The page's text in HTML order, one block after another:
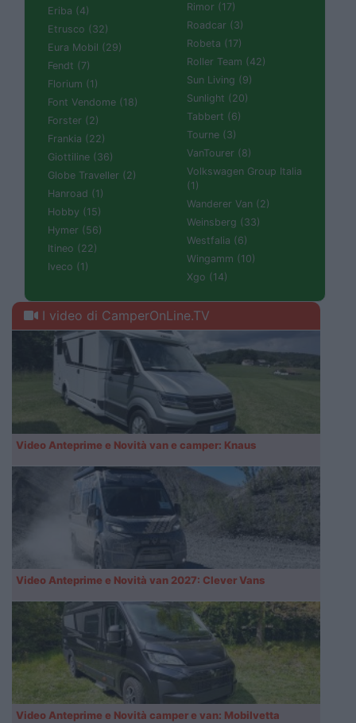
Eriba (4)
Etrusco (32)
Eura Mobil (29)
Fendt (7)
Florium (1)
Font Vendome (18)
Forster (2)
Frankia (22)
Giottiline (36)
Globe Traveller (2)
Hanroad (1)
Hobby (15)
Hymer (56)
Itineo (22)
Iveco (1)
Rimor (17)
Roadcar (3)
Robeta (17)
Roller Team (42)
Sun Living (9)
Sunlight (20)
Tabbert (6)
Tourne (3)
VanTourer (8)
Volkswagen Group Italia
(1)
Wanderer Van (2)
Weinsberg (33)
Westfalia (6)
Wingamm (10)
Xgo (14)
I video di CamperOnLine.TV
Video Anteprime e Novità van e camper: Knaus
Video Anteprime e Novità van 2027: Clever Vans
Video Anteprime e Novità camper e van: Mobilvetta